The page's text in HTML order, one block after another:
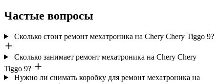
Частые вопросы
Сколько стоит ремонт мехатроника на Chery Chery Tiggo 9?
Сколько занимает ремонт мехатроника на Chery Chery
Tiggo 9?
Нужно ли снимать коробку для ремонт мехатроника на